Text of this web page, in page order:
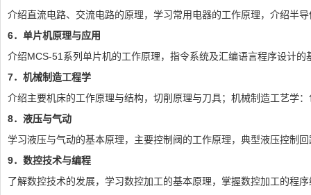
介绍直流电路、交流电路的原理，学习常用电器的工作原理，介绍半
6．单片机原理与应用
介绍MCS-51系列单片机的工作原理，指令系统及汇编语言程序设计的
7．机械制造工程学
介绍主要机床的工作原理与结构，切削原理与刀具；机械制造工艺学
8．液压与气动
学习液压与气动的基本原理，主要控制阀的工作原理，典型液压控制
9．数控技术与编程
了解数控技术的发展，学习数控加工的基本原理，掌握数控加工的程